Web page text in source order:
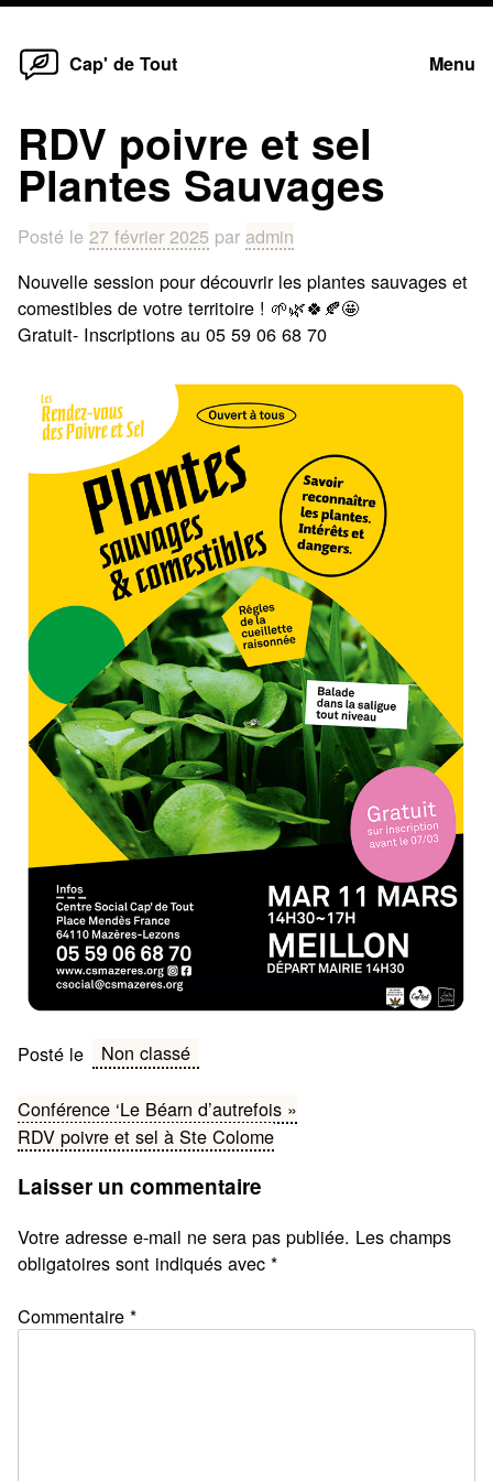
Skip
Cap' de Tout Menu
RDV poivre et sel
Plantes Sauvages
Posté le 27 février 2025 par admin
Nouvelle session pour découvrir les plantes sauvages et
comestibles de votre territoire ! 🌱🌿🍀🍂🤩
Gratuit- Inscriptions au 05 59 06 68 70
Posté le Non classé
Navigation
de
l’article
Conférence ‘Le Béarn d’autrefois »
RDV poivre et sel à Ste Colome
Laisser un commentaire
Votre adresse e-mail ne sera pas publiée. Les champs
obligatoires sont indiqués avec*
Commentaire*